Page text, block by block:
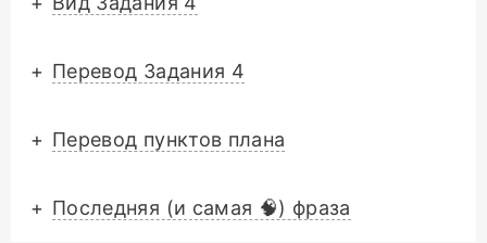
+ Перевод Задания 4
+ Перевод пунктов плана
+ Последняя (и самая 🧠) фраза